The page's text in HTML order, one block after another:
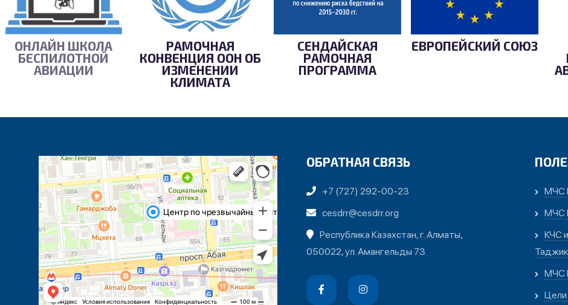
ОНЛАЙН ШКОЛА
БЕСПИЛОТНОЙ
АВИАЦИИ
РАМОЧНАЯ
КОНВЕНЦИЯ ООН ОБ
ИЗМЕНЕНИИ
КЛИМАТА
СЕНДАЙСКАЯ
РАМОЧНАЯ
ПРОГРАММА
ЕВРОПЕЙСКИЙ СОЮЗ
ОБРАТНАЯ СВЯЗЬ
+7 (727) 292-00-23
cesdrr@cesdrr.org
Республика Казахстан, г. Алматы,
050022, ул. Амангельды 73
МЧС
МЧС
КЧС
МЧС
Цели